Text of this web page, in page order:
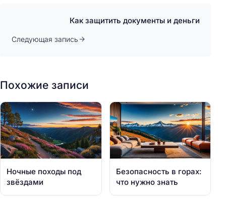
Как защитить документы и деньги
Следующая запись
Похожие записи
Ночные походы под
звёздами
Безопасность в горах:
что нужно знать